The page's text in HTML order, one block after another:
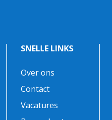
SNELLE LINKS
Over ons
Contact
Vacatures